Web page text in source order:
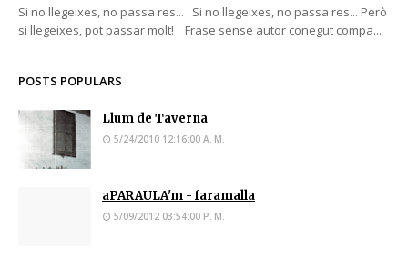
Si no llegeixes, no passa res... Si no llegeixes, no passa res... Però
si llegeixes, pot passar molt! Frase sense autor conegut compa...
POSTS POPULARS
Llum de Taverna
5/24/2010 12:16:00 A. M.
aPARAULA'm - faramalla
5/09/2012 03:54:00 P. M.